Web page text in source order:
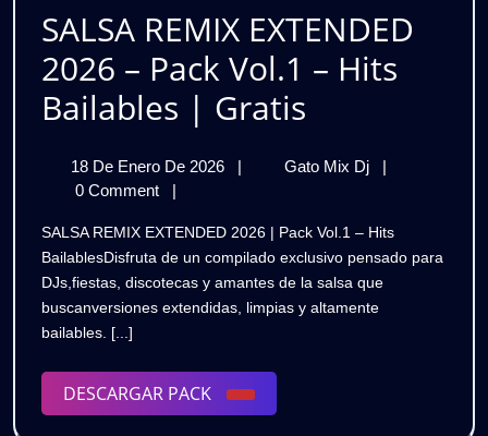
🔥
Gratis
SALSA REMIX EXTENDED
2026 – Pack Vol.1 – Hits
Bailables | Gratis
EXTENDED
2026
–
Pack
18 De Enero De 2026
18
De
2026
| Gato Mix Dj
SALSA
2026
–
Pack
Vol.1
|
0 Comment
|
SALSA REMIX EXTENDED 2026 | Pack Vol.1 – Hits
BailablesDisfruta de un compilado exclusivo pensado para
DJs,fiestas, discotecas y amantes de la salsa que
buscanversiones extendidas, limpias y altamente
bailables. [...]
DESCARGAR PACK
DESCARGAR
PACK